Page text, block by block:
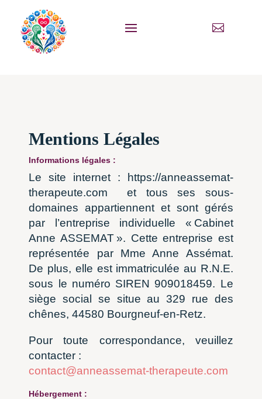

Mentions Légales
Informations légales :
Le site internet : https://anneassemat-
therapeute.com
et tous ses sous-
domaines appartiennent et sont gérés
par l’entreprise individuelle « Cabinet
Anne ASSEMAT ». Cette entreprise est
représentée par Mme Anne Assémat.
De plus, elle est immatriculée au R.N.E.
sous le numéro SIREN 909018459. Le
siège social se situe au 329 rue des
chênes, 44580 Bourgneuf-en-Retz.
Pour toute correspondance, veuillez
contacter :
contact@anneassemat-therapeute.com
Hébergement :